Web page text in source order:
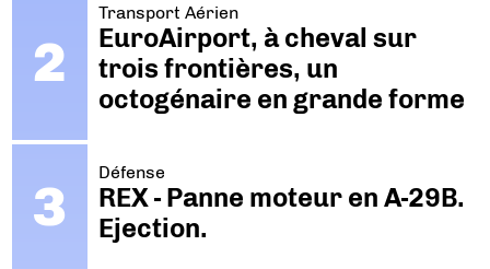
Transport Aérien
EuroAirport, à cheval sur
trois frontières, un
octogénaire en grande forme
Défense
REX - Panne moteur en A-29B.
Ejection.